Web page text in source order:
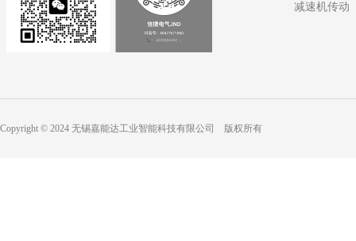
减速机传动
Copyright © 2024 无锡嘉能达工业智能科技有限公司 版权所有